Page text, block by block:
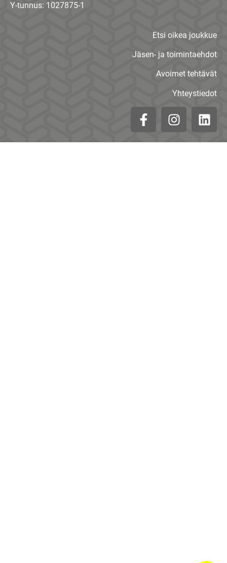
Y-tunnus: 1027875-1
Etsi oikea joukkue
Jäsen- ja toimintaehdot
Avoimet tehtävät
Yhteystiedot